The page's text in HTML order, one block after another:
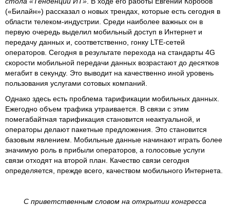
(«Билайн») рассказал о новых трендах, которые есть сегодня в
области телеком-индустрии. Среди наиболее важных он в
первую очередь выделил мобильный доступ в Интернет и
передачу данных и, соответственно, гонку LTE-сетей
операторов. Сегодня в результате перехода на стандарты 4G
скорости мобильной передачи данных возрастают до десятков
мегабит в секунду. Это выводит на качественно иной уровень
пользования услугами сотовых компаний.
Однако здесь есть проблема тарификации мобильных данных.
Ежегодно объем трафика утраивается. В связи с этим
помегабайтная тарификация становится неактуальной, и
операторы делают пакетные предложения. Это становится
базовым явлением. Мобильные данные начинают играть более
значимую роль в прибыли операторов, а голосовые услуги
связи отходят на второй план. Качество связи сегодня
определяется, прежде всего, качеством мобильного Интернета.
С приветственным словом на открытии конгресса